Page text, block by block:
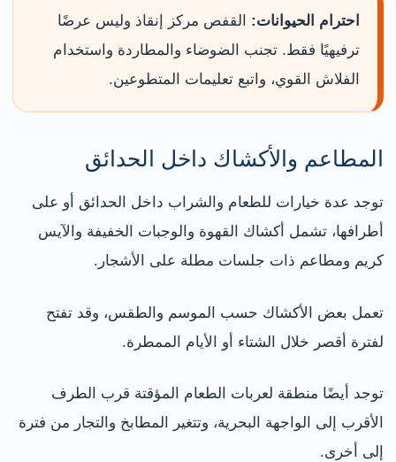
احترام الحيوانات: القفص مركز إنقاذ وليس عرضًا
ترفيهيًا فقط. تجنب الضوضاء والمطاردة واستخدام
الفلاش القوي، واتبع تعليمات المتطوعين.
المطاعم والأكشاك داخل الحدائق
توجد عدة خيارات للطعام والشراب داخل الحدائق أو على
أطرافها، تشمل أكشاك القهوة والوجبات الخفيفة والآيس
كريم ومطاعم ذات جلسات مطلة على الأشجار.
تعمل بعض الأكشاك حسب الموسم والطقس، وقد تفتح
لفترة أقصر خلال الشتاء أو الأيام الممطرة.
توجد أيضًا منطقة لعربات الطعام المؤقتة قرب الطرف
الأقرب إلى الواجهة البحرية، وتتغير المطابخ والتجار من فترة
إلى أخرى.